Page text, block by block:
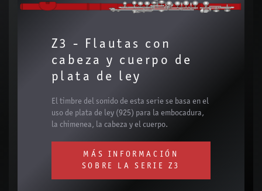
Z3 - Flautas con
cabeza y cuerpo de
plata de ley
El timbre del sonido de esta serie se basa en el
uso de plata de ley (925) para la embocadura,
la chimenea, la cabeza y el cuerpo.
MÁS INFORMACIÓN
SOBRE LA SERIE Z3